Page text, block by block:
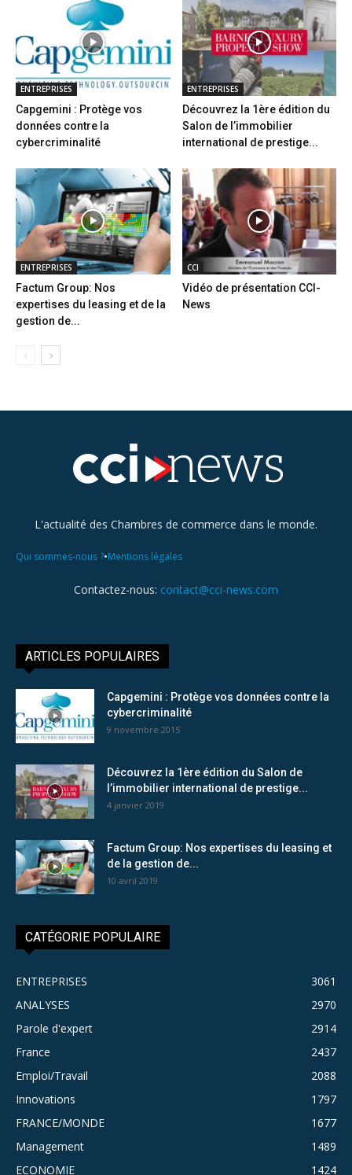
ENTREPRISES
Capgemini : Protège vos
données contre la
cybercriminalité
ENTREPRISES
Découvrez la 1ère édition du
Salon de l’immobilier
international de prestige...
ENTREPRISES
Factum Group: Nos
expertises du leasing et de la
gestion de...
CCI
Vidéo de présentation CCI-
News
L'actualité des Chambres de commerce dans le monde.
Qui sommes-nous ?•Mentions légales
Contactez-nous: contact@cci-news.com
ARTICLES POPULAIRES
Capgemini : Protège vos données contre la
cybercriminalité
9 novembre 2015
Découvrez la 1ère édition du Salon de
l’immobilier international de prestige...
4 janvier 2019
Factum Group: Nos expertises du leasing et
de la gestion de...
10 avril 2019
CATÉGORIE POPULAIRE
ENTREPRISES
3061
ANALYSES
2970
Parole d'expert
2914
France
2437
Emploi/Travail
2088
Innovations
1797
FRANCE/MONDE
1677
Management
1489
ECONOMIE
1424